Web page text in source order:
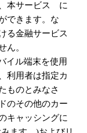
本サービス に
できます。な
る金融サービス
ん。
イル端末を使用
利用者は指定カ
ものとみなさ
のその他のカー
キャッシングに